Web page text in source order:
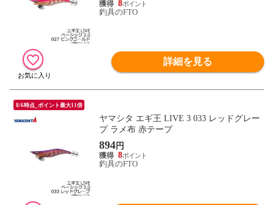
8
釣具のFTO
詳細を見る
8/6時点_ポイント最大11倍
ヤマシタ エギ王 LIVE 3 033 レッドグレー
プ ラメ布 赤テープ
894円
8
釣具のFTO